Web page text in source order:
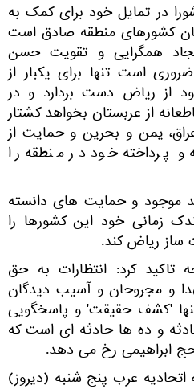
در تمایل خود برای کمک به
کشورهای منطقه صادق است
همگرایی و تقویت حسن
است تنها برای یکبار از
از ریاض دست بردارد و در
از عربستان بخواهد کشتار
یمن و بحرین و حمایت از
پرداخته خود در منطقه را
موجود و حمایت های دانسته
زمانی خود این کشورها را
ساز ریاض کند.
تاکید کرد: انتظارات به حق
و مجروحان و آسیب دیدگان
'کشف حقیقت' و پاسخگویی
و ده ها حادثه ای است که
ابراهیمی رخ می دهد.
عرب پنج شنبه (دیروز)